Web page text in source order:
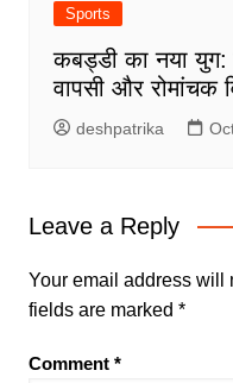
Sports
कबड्डी का नया युग:
वापसी और रोमांचक
deshpatrika
Leave a Reply
Your email address will
fields are marked *
Comment *